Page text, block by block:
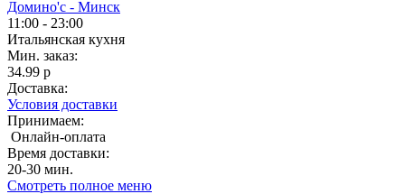
Домино'с - Минск
11:00 - 23:00
Итальянская кухня
Мин. заказ:
34.99 р
Доставка:
Условия доставки
Принимаем:
Онлайн-оплата
Время доставки:
20-30 мин.
Смотреть полное меню